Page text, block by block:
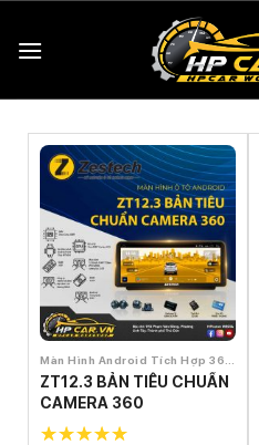
đến
dung
ZT12.3 BẢN TIÊU CHUẨN
CAMERA 360